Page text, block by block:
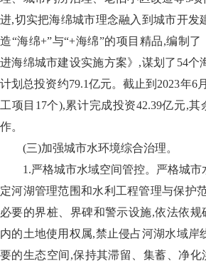
进,切实把海绵城市理念融入到城市开发
造“海绵+”与“+海绵”的项目精品,编制
进海绵城市建设实施方案》,谋划了54个
计划总投资约79.1亿元。截止到2023年6
工项目17个),累计完成投资42.39亿元,
作。
(三)加强城市水环境综合治理。
1.严格城市水域空间管控。严格城市
定河湖管理范围和水利工程管理与保护
必要的界桩、界碑和警示设施,依法依规
内的土地使用权属,禁止侵占河湖水域岸
要的生态空间,保持其滞留、集蓄、净化